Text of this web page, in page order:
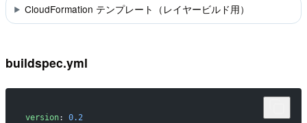
CloudFormation テンプレート（レイヤービルド用）
buildspec.yml
version: 0.2